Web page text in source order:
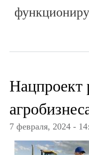
Нацпроект
7 февраля, 2024 -